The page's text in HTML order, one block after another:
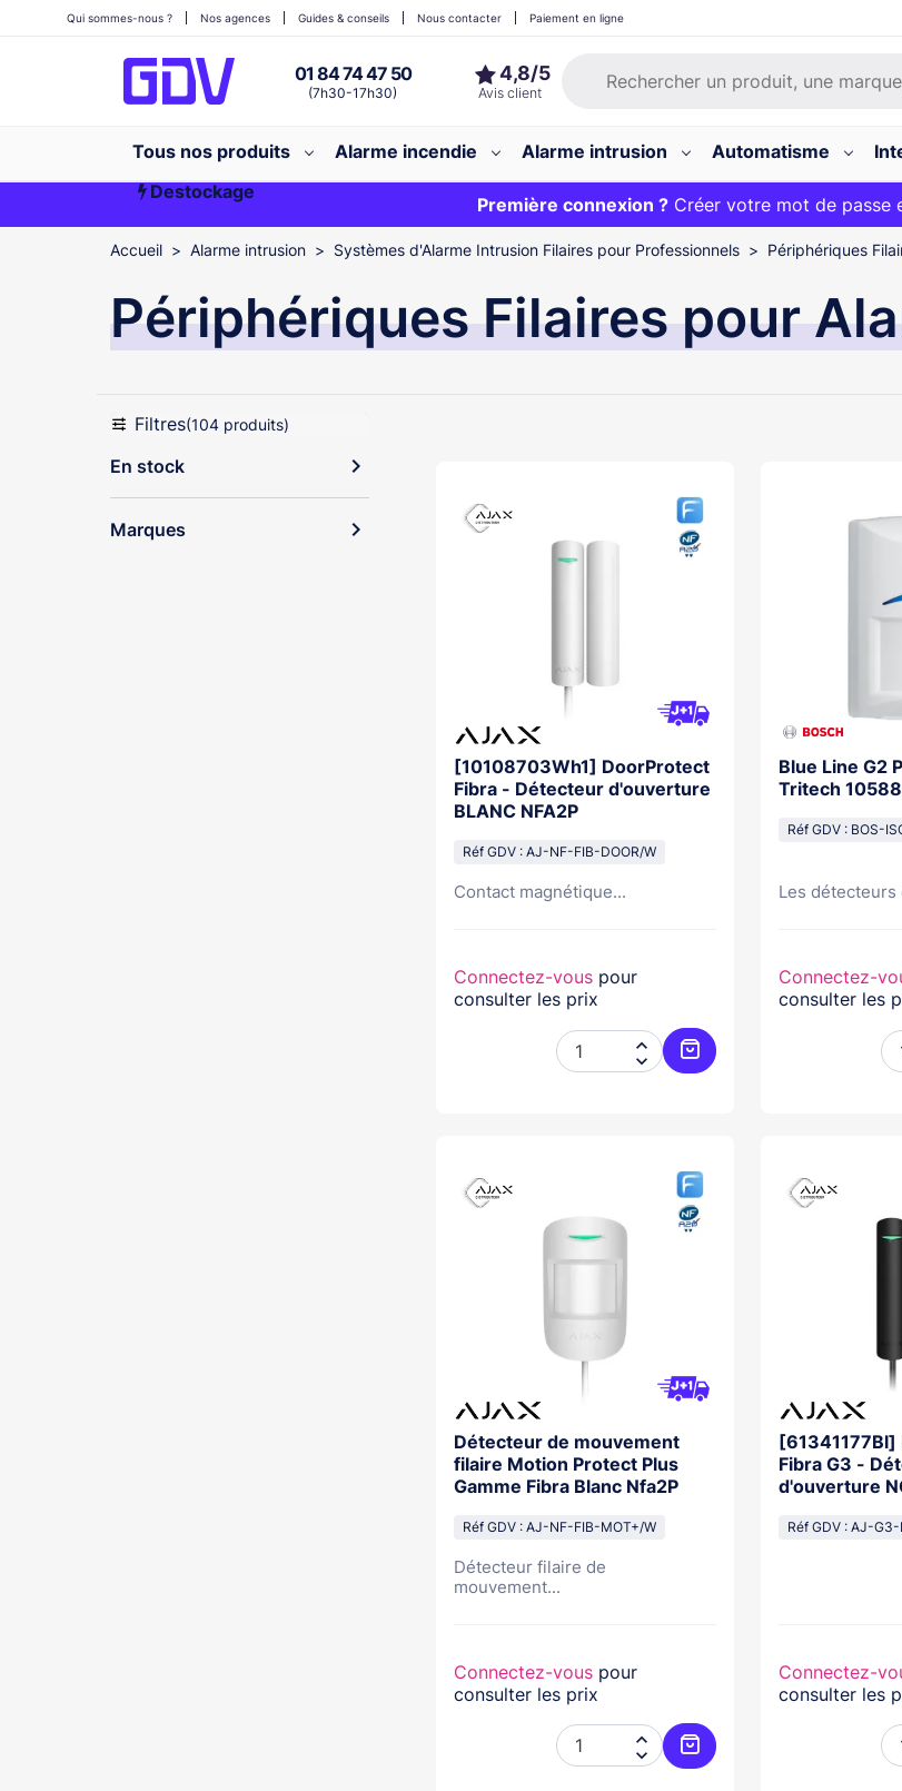
01 84 74 47 50
(7h30-17h30)
Qui sommes-nous ? Nos agences Guides & conseils Nous contacter Paiement en ligne
Tous nos produits Alarme incendie Alarme intrusion Automatisme
Destockage
Première commande ?20€ OFFERT sur votre panier et livraison 24/
Première connexion ?Créer votre mot de passe
EXCLU WEB :
Accueil Alarme intrusion Systèmes d'Alarme Intrusion Filaires pour Professionnels Périphériques
Périphériques Filaires pour
Filtres(104 produits)
En stock expand_more
Marques expand_more
[10108703Wh1] DoorProtect
Fibra - Détecteur d'ouverture
BLANC NFA2P
Réf GDV : AJ-NF-FIB-DOOR/W
Contact magnétique...
Connectez-vouspour
consulter les prix


Ajouter au panier
Blue Line G2
Tritech
Réf GDV : BOS-
Les détecteurs
Connectez-
consulter les
Détecteur de mouvement
filaire Motion Protect Plus
Gamme Fibra Blanc Nfa2P
Réf GDV : AJ-NF-FIB-MOT+/W
Détecteur filaire de
mouvement...
Connectez-vouspour
consulter les prix


Ajouter au panier
Fibra G3 -
d'ouverture
Réf GDV : AJ-
Connectez-
consulter les